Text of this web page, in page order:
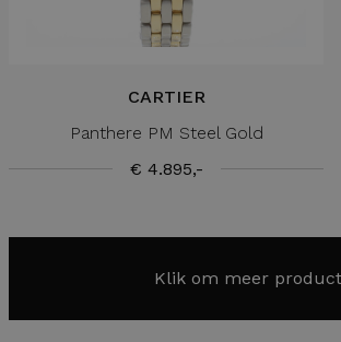
CARTIER
Panthere PM Steel Gold
€ 4.895,-
Klik om meer